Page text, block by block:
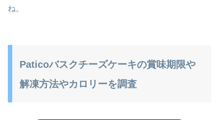
ね。
Paticoバスクチーズケーキの賞味期限や
解凍方法やカロリーを調査